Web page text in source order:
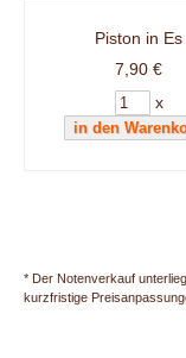
Piston in Es
7,90 €
x
* Der Notenverkauf
kurzfristige